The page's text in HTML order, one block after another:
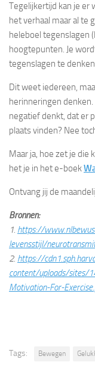
Tegelijkertijd kan je er
het verhaal maar al te
heleboel tegenslagen
hoogtepunten. Je
tegenslagen te
Dit weet iedereen,
herinneringen
negatief denkt, dat er
plaats vinden? Nee
Maar ja, hoe zet je die
het je in het e-boek
Ontvang jij de
Bronnen:
1. https://
levensstijl/
2. https://
content/uploads/sites/
Motivation-For-
Tags: Bewegen